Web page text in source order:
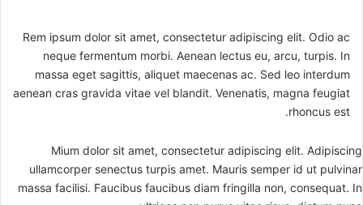
Rem ipsum dolor sit amet, consectetur adipiscing elit. Odio ac
neque fermentum morbi. Aenean lectus eu, arcu, turpis. In
massa eget sagittis, aliquet maecenas ac. Sed leo interdum
aenean cras gravida vitae vel blandit. Venenatis, magna feugiat
rhoncus est.
Mium dolor sit amet, consectetur adipiscing elit. Adipiscing
ullamcorper senectus turpis amet. Mauris semper id ut pulvinar
massa facilisi. Faucibus faucibus diam fringilla non, consequat. In